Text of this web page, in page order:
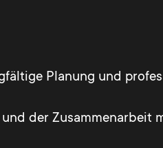
Planung und
der Zusammenarbeit